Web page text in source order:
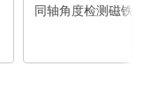
同轴角度检测磁铁